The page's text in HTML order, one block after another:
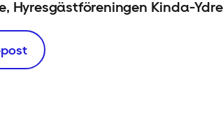
Hyresgäst­föreningen Kinda-Ydre